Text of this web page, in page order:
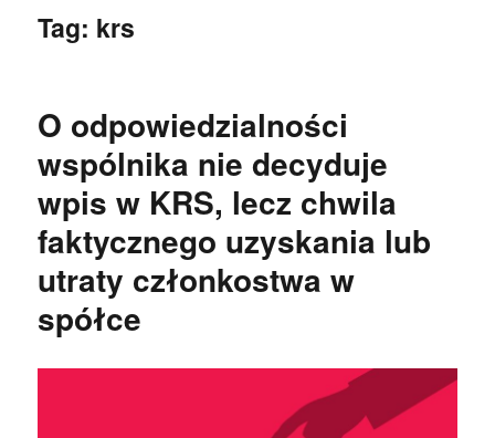
Tag: krs
O odpowiedzialności
wspólnika nie decyduje
wpis w KRS, lecz chwila
faktycznego uzyskania lub
utraty członkostwa w
spółce